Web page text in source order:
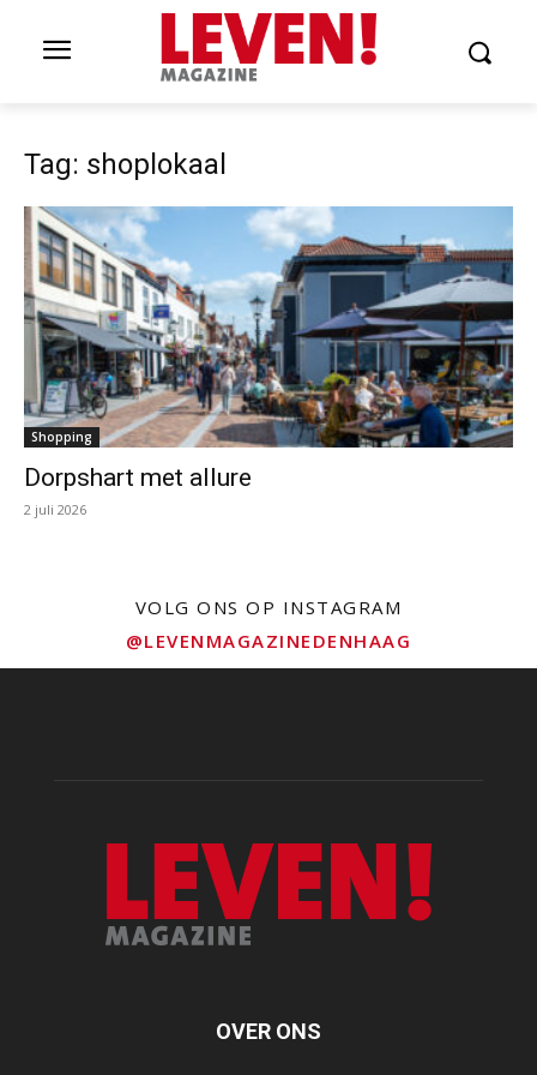
Tag: shoplokaal
Shopping
Dorpshart met allure
2 juli 2026
VOLG ONS OP INSTAGRAM
@LEVENMAGAZINEDENHAAG
OVER ONS